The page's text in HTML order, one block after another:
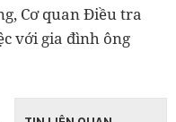
Cơ quan Điều tra
với gia đình ông